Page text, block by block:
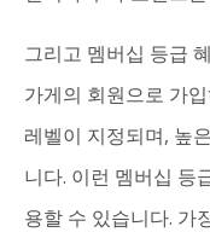
그리고 멤버십 등급
가게의 회원으로 가
레벨이 지정되며, 높
니다. 이런 멤버십 등
용할 수 있습니다. 가